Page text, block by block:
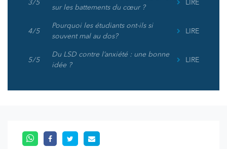
3 / 5
sur les battements du cœur ?
LIRE
4 / 5
Pourquoi les étudiants ont-ils si
souvent mal au dos?
LIRE
5 / 5
Du LSD contre l’anxiété : une bonne
idée ?
LIRE